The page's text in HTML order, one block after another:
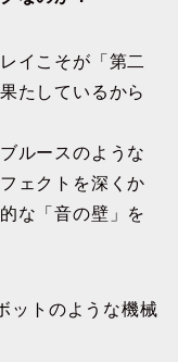
イこそが「第二
たしているから
ルースのような
ェクトを深くか
な「音の壁」を
ットのような機械